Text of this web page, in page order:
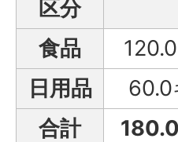
区分
食品
日用品
60.0
合計